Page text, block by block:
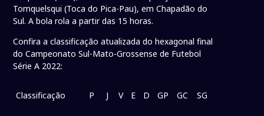
Tomquelsqui (Toca do Pica-Pau), em Chapadão do
Sul. A bola rola a partir das 15 horas.
Confira a classificação atualizada do hexagonal final
do Campeonato Sul-Mato-Grossense de Futebol
Série A 2022:
Classificação P J V E D GP GC SG